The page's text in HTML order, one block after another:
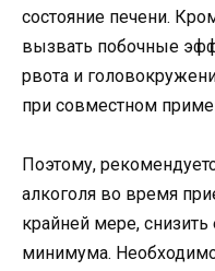
состояние печени.
вызвать побочные
рвота и
при совместном
Поэтому,
алкоголя во время
крайней мере,
минимума.